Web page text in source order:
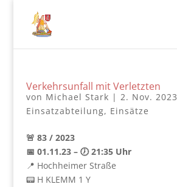
Verkehrsunfall mit Verletzten
von Michael Stark | 2. Nov. 2023
Einsatzabteilung, Einsätze
🚨 83 / 2023
📅 01.11.23 – 🕖 21:35 Uhr
📍 Hochheimer Straße
📟 H KLEMM 1 Y